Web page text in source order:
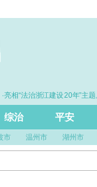
法治浙江建设20年”主题展 浙
综治 平安
市 温州市 湖州市